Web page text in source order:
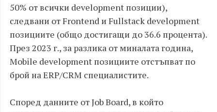
50% от всички development позиции),
следвани от Frontend и Fullstack development
позициите (общо достигащи до 36.6 процента).
През 2023 г., за разлика от миналата година,
Mobile development позициите отстъпват по
брой на ERP/CRM специалистите.
Според данните от Job Board, в който